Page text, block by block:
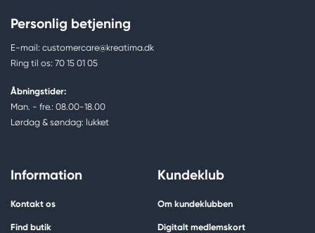
Personlig betjening
E-mail: customercare@kreatima.dk
Ring til os: 70 15 01 05
Åbningstider:
Man. - fre.: 08.00-18.00
Lørdag & søndag: lukket
Information
Kontakt os
Find butik
Kundeklub
Om kundeklubben
Digitalt medlemskort